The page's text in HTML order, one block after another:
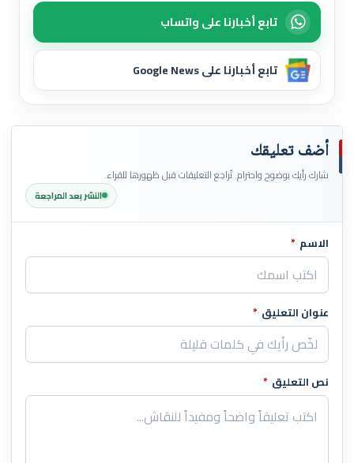
تابع أخبارنا على واتساب
تابع أخبارنا على Google News
أضف تعليقك
شارك رأيك بوضوح واحترام. تُراجع التعليقات قبل ظهورها للقراء.
النشر بعد المراجعة
اترك هذا الحقل فارغاً
الاسم *
عنوان التعليق *
نص التعليق *